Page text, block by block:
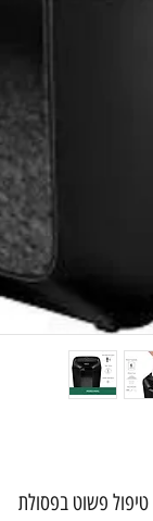
פשוט בפסולת